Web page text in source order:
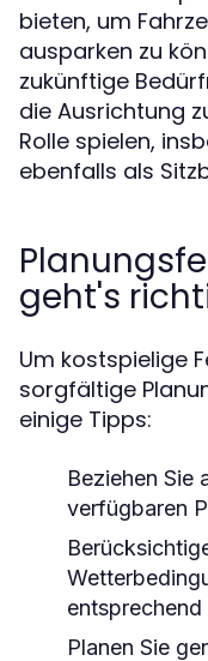
bieten, um
ausparken zu
zukünftige
die Ausrichtung
Rolle spielen,
ebenfalls als
geht's
Um kostspielige
sorgfältige
einige Tipps:
Beziehen Sie
verfügbaren
Planen Sie